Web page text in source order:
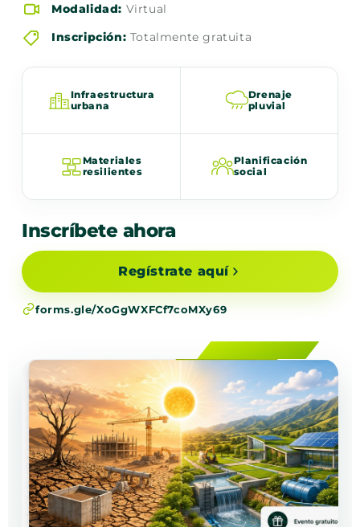
Modalidad: Virtual
Inscripción: Totalmente gratuita
Infraestructura
urbana
Drenaje
pluvial
Materiales
resilientes
Planificación
social
Inscríbete ahora
Regístrate aquí
forms.gle/XoGgWXFCf7coMXy69